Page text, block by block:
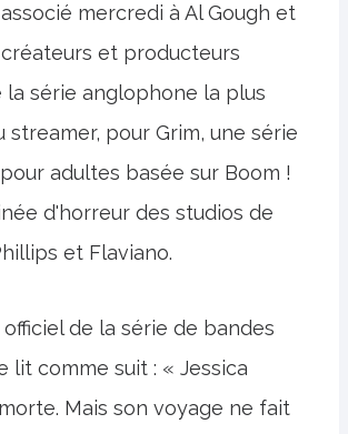
mercredi à Al Gough et
et producteurs
la série anglophone la plus
streamer, pour Grim, une série
adultes basée sur Boom !
d'horreur des studios de
et Flaviano.
de la série de bandes
lit comme suit : « Jessica
Mais son voyage ne fait